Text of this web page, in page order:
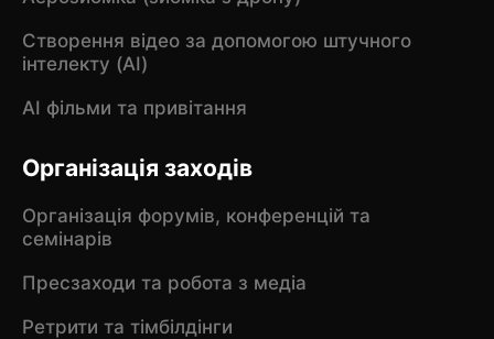
Створення відео за допомогою штучного
інтелекту (AI)
AI фільми та привітання
Організація заходів
Організація форумів, конференцій та
семінарів
Пресзаходи та робота з медіа
Ретрити та тімбілдінги